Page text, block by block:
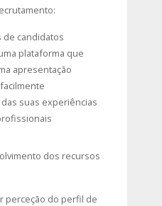
de candidatos
plataforma que
apresentação
suas experiências
dos recursos
perceção do perfil de